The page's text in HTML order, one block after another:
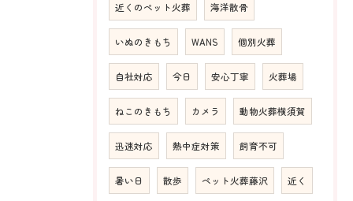
近くのペット火葬 海洋散骨
いぬのきもち WANS 個別火葬
自社対応 今日 安心丁寧 火葬場
ねこのきもち カメラ 動物火葬横須賀
迅速対応 熱中症対策 飼育不可
暑い日 散歩 ペット火葬藤沢 近く